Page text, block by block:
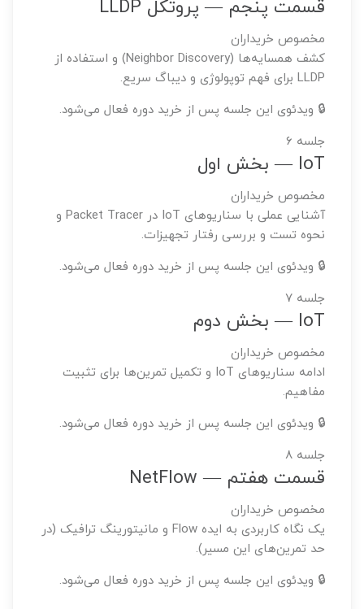
قسمت پنجم — پروتکل LLDP
مخصوص خریداران
کشف همسایه‌ها (Neighbor Discovery) و استفاده از
LLDP برای فهم توپولوژی و دیباگ سریع.
🔒 ویدئوی این جلسه پس از خرید دوره فعال می‌شود.
جلسه ۶
IoT — بخش اول
مخصوص خریداران
آشنایی عملی با سناریوهای IoT در Packet Tracer و
نحوه تست و بررسی رفتار تجهیزات.
🔒 ویدئوی این جلسه پس از خرید دوره فعال می‌شود.
جلسه ۷
IoT — بخش دوم
مخصوص خریداران
ادامه سناریوهای IoT و تکمیل تمرین‌ها برای تثبیت
مفاهیم.
🔒 ویدئوی این جلسه پس از خرید دوره فعال می‌شود.
جلسه ۸
قسمت هفتم — NetFlow
مخصوص خریداران
یک نگاه کاربردی به ایده Flow و مانیتورینگ ترافیک (در
حد تمرین‌های این مسیر).
🔒 ویدئوی این جلسه پس از خرید دوره فعال می‌شود.